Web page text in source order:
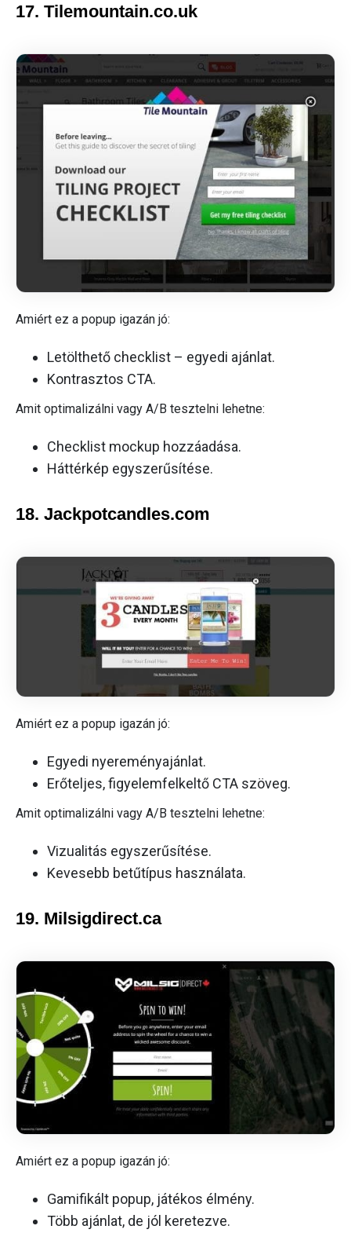
17. Tilemountain.co.uk
Amiért ez a popup igazán jó:
Letölthető checklist – egyedi ajánlat.
Kontrasztos CTA.
Amit optimalizálni vagy A/B tesztelni lehetne:
Checklist mockup hozzáadása.
Háttérkép egyszerűsítése.
18. Jackpotcandles.com
Amiért ez a popup igazán jó:
Egyedi nyereményajánlat.
Erőteljes, figyelemfelkeltő CTA szöveg.
Amit optimalizálni vagy A/B tesztelni lehetne:
Vizualitás egyszerűsítése.
Kevesebb betűtípus használata.
19. Milsigdirect.ca
Amiért ez a popup igazán jó:
Gamifikált popup, játékos élmény.
Több ajánlat, de jól keretezve.